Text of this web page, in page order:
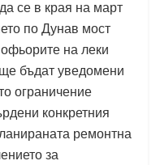
се в края на март
по Дунав мост
на леки
бъдат уведомени
ограничение
конкретния
ремонтна
за